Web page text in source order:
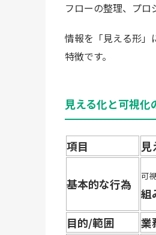
フローの整理、プロ
情報を「見える形」
特徴です。
見える化と可視化
項目 見
基本的な行為
可
組
目的/範囲 業